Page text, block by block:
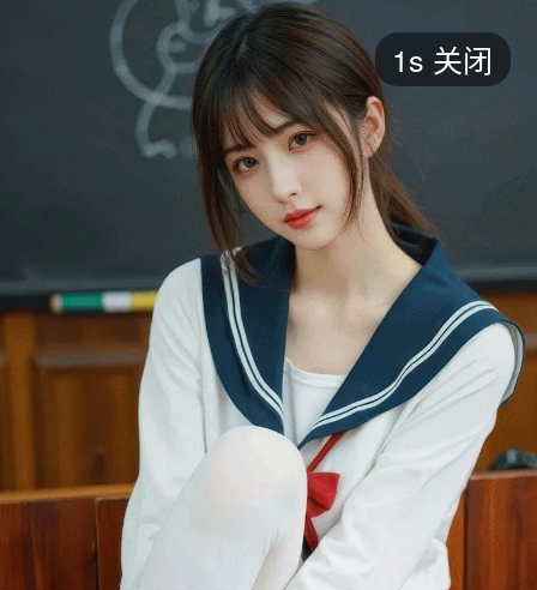
短剧
最热 添加 评分
都市 甜宠 逆袭 玄幻
2025 2024 2023 2022
全部 大陆 香港 台湾 美国 韩国 日本
1s 关闭